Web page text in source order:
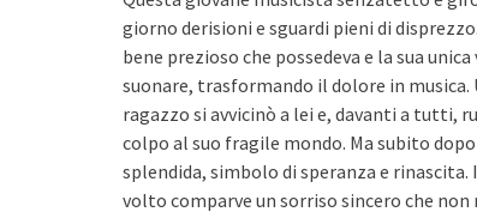
giorno derisioni e sguardi pieni di
bene prezioso che possedeva e la sua
suonare, trasformando il dolore in
ragazzo si avvicinò a lei e, davanti a tutti,
colpo al suo fragile mondo. Ma subito
splendida, simbolo di speranza e
volto comparve un sorriso sincero che